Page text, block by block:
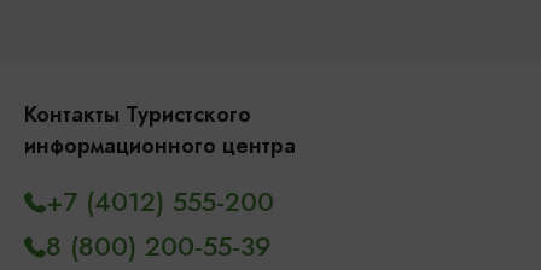
Контакты Туристского
информационного центра
+7 (4012) 555-200
8 (800) 200-55-39